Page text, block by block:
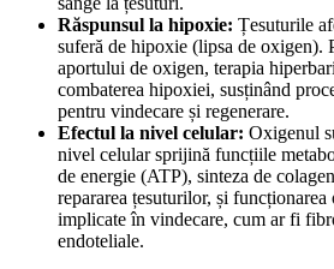
Răspunsul la hipoxie: Țesuturile
suferă de hipoxie (lipsa de oxigen).
aportului de oxigen, terapia
combaterea hipoxiei, susținând
pentru vindecare și regenerare.
Efectul la nivel celular: Oxigenul
nivel celular sprijină funcțiile
de energie (ATP), sinteza de
repararea țesuturilor, și
implicate în vindecare, cum ar fi
endoteliale.